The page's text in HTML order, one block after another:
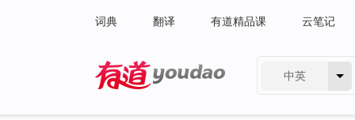
词典 翻译 有道精品课 云笔记
中英